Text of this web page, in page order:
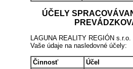
ÚČELY
LAGUNA REALITY REGIÓN
Vaše údaje na nasledovné účely:
Činnosť Účel